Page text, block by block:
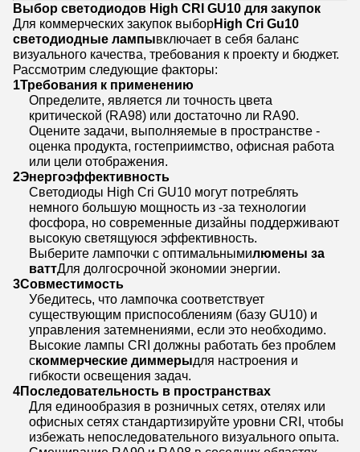
Выбор светодиодов High CRI GU10 для закупок
Для коммерческих закупок выборHigh Cri Gu10
светодиодные лампывключает в себя баланс
визуального качества, требования к проекту и бюджет.
Рассмотрим следующие факторы:
1Требования к применению
Определите, является ли точность цвета
критической (RA98) или достаточно ли RA90.
Оцените задачи, выполняемые в пространстве -
оценка продукта, гостеприимство, офисная работа
или цели отображения.
2Энергоэффективность
Светодиоды High Cri GU10 могут потреблять
немного большую мощность из -за технологии
фосфора, но современные дизайны поддерживают
высокую светящуюся эффективность.
Выберите лампочки с оптимальнымилюмены за
ваттДля долгосрочной экономии энергии.
3Совместимость
Убедитесь, что лампочка соответствует
существующим приспособлениям (базу GU10) и
управления затемнениями, если это необходимо.
Высокие лампы CRI должны работать без проблем
скоммерческие диммерыдля настроения и
гибкости освещения задач.
4Последовательность в пространствах
Для единообразия в розничных сетях, отелях или
офисных сетях стандартизируйте уровни CRI, чтобы
избежать непоследовательного визуального опыта.